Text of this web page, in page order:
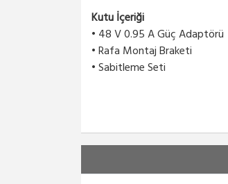
Kutu İçeriği
• 48 V 0.95 A Güç Adaptörü
• Rafa Montaj Braketi
• Sabitleme Seti